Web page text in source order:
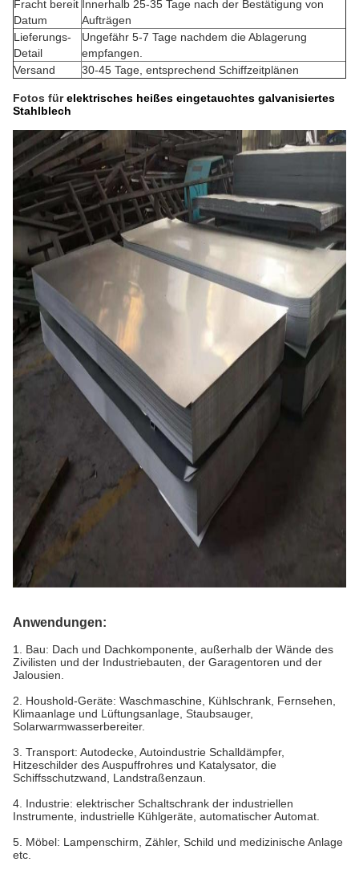
Fracht bereit
Datum
Innerhalb 25-35 Tage nach der Bestätigung von
Aufträgen
Lieferungs-
Detail
Ungefähr 5-7 Tage nachdem die Ablagerung
empfangen.
Versand
30-45 Tage, entsprechend Schiffzeitplänen
Fotos für elektrisches heißes eingetauchtes galvanisiertes
Stahlblech
Anwendungen:
1. Bau: Dach und Dachkomponente, außerhalb der Wände des
Zivilisten und der Industriebauten, der Garagentoren und der
Jalousien.
2. Houshold-Geräte: Waschmaschine, Kühlschrank, Fernsehen,
Klimaanlage und Lüftungsanlage, Staubsauger,
Solarwarmwasserbereiter.
3. Transport: Autodecke, Autoindustrie Schalldämpfer,
Hitzeschilder des Auspuffrohres und Katalysator, die
Schiffsschutzwand, Landstraßenzaun.
4. Industrie: elektrischer Schaltschrank der industriellen
Instrumente, industrielle Kühlgeräte, automatischer Automat.
5. Möbel: Lampenschirm, Zähler, Schild und medizinische Anlage
etc.